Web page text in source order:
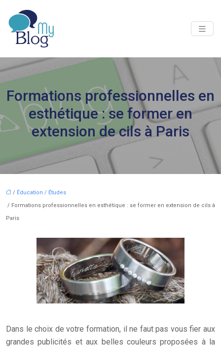
Formations professionnelles en
esthétique : se former en
extension de cils à Paris
/ Éducation / Études
/ Formations professionnelles en esthétique : se former en extension de cils à
Paris
Dans le choix de votre formation, il ne faut pas vous fier aux
grandes publicités et aux belles couleurs proposées à la